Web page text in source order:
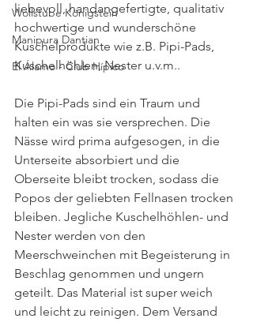
Wollstube Königstein
Manipura Dantian
El Álamo - Club Hípico
liebevoll, handangefertigte, qualitativ
hochwertige und wunderschöne
Kuschelprodukte wie z.B. Pipi-Pads,
Kuschelhöhlen, Nester u.v.m..
Die Pipi-Pads sind ein Traum und
halten ein was sie versprechen. Die
Nässe wird prima aufgesogen, in die
Unterseite absorbiert und die
Oberseite bleibt trocken, sodass die
Popos der geliebten Fellnasen trocken
bleiben. Jegliche Kuschelhöhlen- und
Nester werden von den
Meerschweinchen mit Begeisterung in
Beschlag genommen und ungern
geteilt. Das Material ist super weich
und leicht zu reinigen. Dem Versand